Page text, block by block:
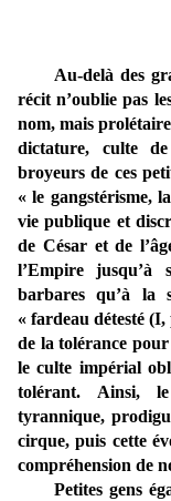
Au-delà des
récit n’oublie pas
nom, mais
dictature, culte
broyeurs de ces
« le gangstérisme,
vie publique et
de César et de
l’Empire
barbares qu’à la
« fardeau détesté
de la tolérance
le culte impérial
tolérant. Ainsi,
tyrannique,
cirque, puis cette
compréhension de
Petites gens